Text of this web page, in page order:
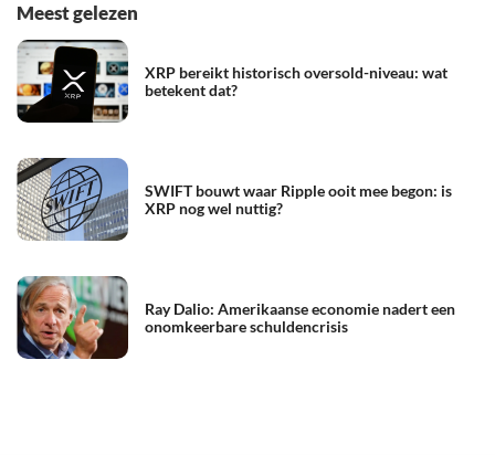
Meest gelezen
XRP bereikt historisch oversold-niveau: wat
betekent dat?
SWIFT bouwt waar Ripple ooit mee begon: is
XRP nog wel nuttig?
Ray Dalio: Amerikaanse economie nadert een
onomkeerbare schuldencrisis